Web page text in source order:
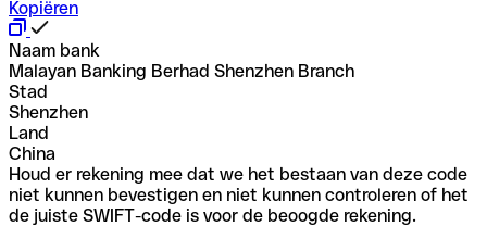
Kopiëren
Naam bank
Malayan Banking Berhad Shenzhen Branch
Stad
Shenzhen
Land
China
Houd er rekening mee dat we het bestaan van deze code
niet kunnen bevestigen en niet kunnen controleren of het
de juiste SWIFT-code is voor de beoogde rekening.